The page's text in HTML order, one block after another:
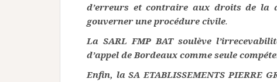
d’erreurs et contraire aux droits de la
gouverner une procédure civile.
La SARL FMP BAT soulève
d’appel de Bordeaux comme seule
Enfin, la SA ETABLISSEMENTS PIERRE